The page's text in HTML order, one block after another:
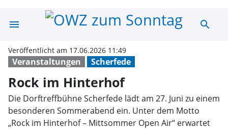
menu Rock im search
Veranstaltungen Scherfede
Veröffentlicht am 17.06.2026 11:49
Rock im Hinterhof
Die Dorftreffbühne Scherfede lädt am 27. Juni zu einem
besonderen Sommerabend ein. Unter dem Motto
„Rock im Hinterhof – Mittsommer Open Air“ erwartet